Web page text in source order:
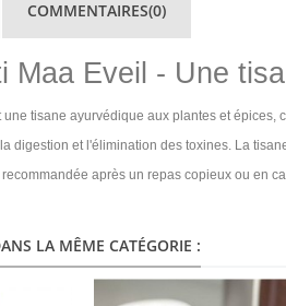
COMMENTAIRES(0)
Maa Eveil - Une
une tisane ayurvédique aux plantes et épices,
digestion et l'élimination des toxines. La
après un repas copieux ou en
LA MÊME CATÉGORIE :